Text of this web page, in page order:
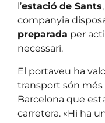
l’estació de Sants
companyia
preparada per
necessari.
El portaveu ha
transport són més
Barcelona que
carretera. «Hi ha